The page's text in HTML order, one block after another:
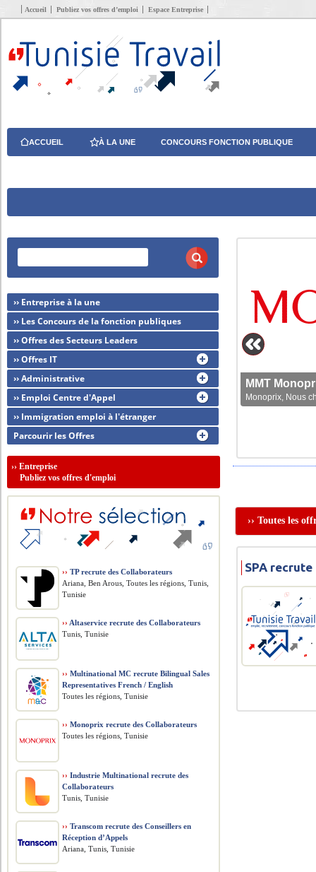
Accueil Publiez vos offres d’emploi Espace Entreprise
ACCUEIL À LA UNE CONCOURS FONCTION PUBLIQUE
MMT
Monoprix, Nous
›› Toutes les
SPA
›› Entreprise à la une
›› Les Concours de la fonction publiques
›› Offres des Secteurs Leaders
›› Offres IT
›› Administrative
›› Emploi Centre d'Appel
›› Immigration emploi à l'étranger
Parcourir les Offres
››Entreprise
Publiez vos offres d'emploi
›› TP recrute des Collaborateurs
Ariana, Ben Arous, Toutes les régions, Tunis,
Tunisie
›› Altaservice recrute des Collaborateurs
Tunis, Tunisie
›› Multinational MC recrute Bilingual Sales
Representatives French / English
Toutes les régions, Tunisie
›› Monoprix recrute des Collaborateurs
Toutes les régions, Tunisie
›› Industrie Multinational recrute des
Collaborateurs
Tunis, Tunisie
›› Transcom recrute des Conseillers en
Réception d’Appels
Ariana, Tunis, Tunisie